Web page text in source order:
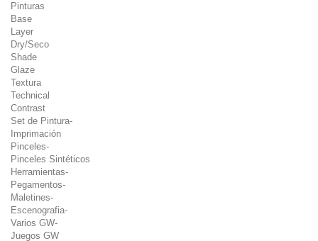
Pinturas
Base
Layer
Dry/Seco
Shade
Glaze
Textura
Technical
Contrast
Set de Pintura-
Imprimación
Pinceles-
Pinceles Sintéticos
Herramientas-
Pegamentos-
Maletines-
Escenografia-
Varios GW-
Juegos GW